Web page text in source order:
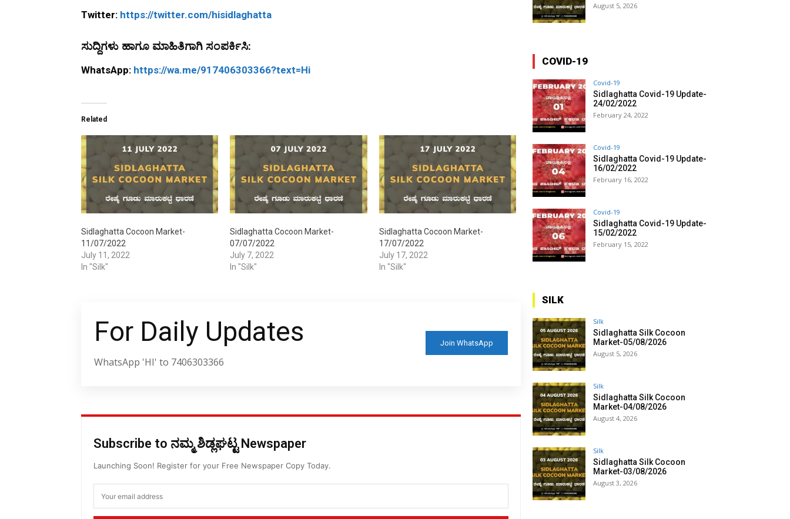
Twitter: https://twitter.com/hisidlaghatta
ಸುದ್ದಿಗಳು ಹಾಗೂ ಮಾಹಿತಿಗಾಗಿ ಸಂಪರ್ಕಿಸಿ:
WhatsApp: https://wa.me/917406303366?text=Hi
Related
Sidlaghatta Cocoon Market-
11/07/2022
July 11, 2022
In "Silk"
Sidlaghatta Cocoon Market-
07/07/2022
July 7, 2022
In "Silk"
Sidlaghatta Cocoon Market-
17/07/2022
July 17, 2022
In "Silk"
For Daily Updates
WhatsApp 'HI' to 7406303366
Join WhatsApp
Subscribe to ನಮ್ಮ ಶಿಡ್ಲಘಟ್ಟ Newspaper
Launching Soon! Register for your Free Newspaper Copy Today.
August 5, 2026
COVID-19
Covid-19
Sidlaghatta Covid-19 Update-
24/02/2022
February 24, 2022
Covid-19
Sidlaghatta Covid-19 Update-
16/02/2022
February 16, 2022
Covid-19
Sidlaghatta Covid-19 Update-
15/02/2022
February 15, 2022
SILK
Silk
Sidlaghatta Silk Cocoon
Market-05/08/2026
August 5, 2026
Silk
Sidlaghatta Silk Cocoon
Market-04/08/2026
August 4, 2026
Silk
Sidlaghatta Silk Cocoon
Market-03/08/2026
August 3, 2026